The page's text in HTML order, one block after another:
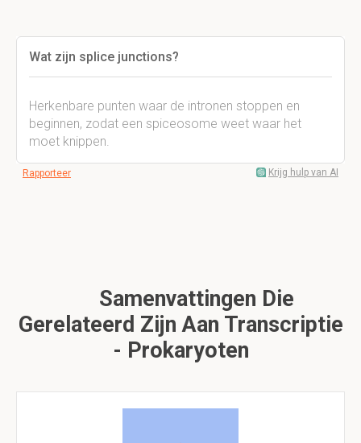
Wat zijn splice junctions?
Herkenbare punten waar de intronen stoppen en
beginnen, zodat een spiceosome weet waar het
moet knippen.
Rapporteer Krijg hulp van AI
Samenvattingen Die
Gerelateerd Zijn Aan Transcriptie
- Prokaryoten